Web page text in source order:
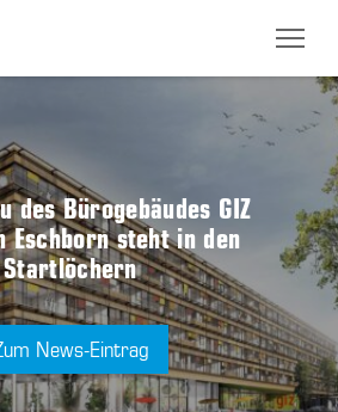
des Bürogebäudes GIZ
Eschborn steht in den
Startlöchern
News-Eintrag